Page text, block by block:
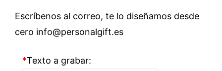
Escríbenos al correo, te lo diseñamos desde
cero info@personalgift.es
*Texto a grabar: